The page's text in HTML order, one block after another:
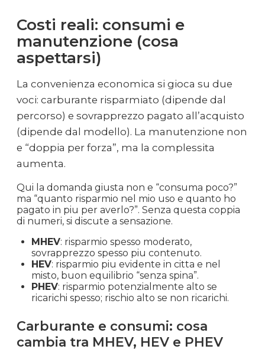
Costi reali: consumi e
manutenzione (cosa
aspettarsi)
La convenienza economica si gioca su due
voci: carburante risparmiato (dipende dal
percorso) e sovrapprezzo pagato all’acquisto
(dipende dal modello). La manutenzione non
e “doppia per forza”, ma la complessita
aumenta.
Qui la domanda giusta non e “consuma poco?”
ma “quanto risparmio nel mio uso e quanto ho
pagato in piu per averlo?”. Senza questa coppia
di numeri, si discute a sensazione.
MHEV: risparmio spesso moderato,
sovrapprezzo spesso piu contenuto.
HEV: risparmio piu evidente in citta e nel
misto, buon equilibrio “senza spina”.
PHEV: risparmio potenzialmente alto se
ricarichi spesso; rischio alto se non ricarichi.
Carburante e consumi: cosa
cambia tra MHEV, HEV e PHEV